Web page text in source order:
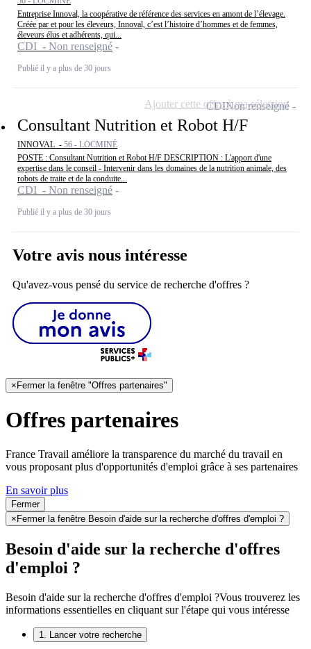
Entreprise Innoval, la coopérative de référence des services en amont de l’élevage.
Créée par et pour les éleveurs, Innoval, c’est l’histoire d’hommes et de femmes,
éleveurs élus et adhérents, qui...
CDI - Non renseigné
Publié il y a plus de 30 jours
Consultant Nutrition et Robot H/F
INNOVAL - 56 - LOCMINÉ
POSTE : Consultant Nutrition et Robot H/F DESCRIPTION : L'apport d'une
expertise dans le conseil - Intervenir dans les domaines de la nutrition animale, des
robots de traite et de la conduite...
CDI - Non renseigné
Publié il y a plus de 30 jours
CDINon renseigné
Ajouter cette offre à ma sélection
Votre avis nous intéresse
Qu'avez-vous pensé du service de recherche d'offres ?
× Fermer la fenêtre "Offres partenaires"
Offres partenaires
France Travail améliore la transparence du marché du travail en
vous proposant plus d'opportunités d'emploi grâce à ses partenaires
En savoir plus
Fermer
×Fermer la fenêtre Besoin d'aide sur la recherche d'offres d'emploi ?
Besoin d'aide sur la recherche d'offres
d'emploi ?
Besoin d'aide sur la recherche d'offres d'emploi ?Vous trouverez les
informations essentielles en cliquant sur l'étape qui vous intéresse
1. Lancer votre recherche